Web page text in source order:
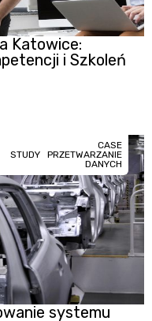
Katowice:
i Szkoleń
systemu
CASE
STUDY
PRZETWARZANIE
DANYCH